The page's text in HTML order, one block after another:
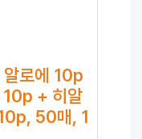
알로에 10p
+ 히알
50매, 1